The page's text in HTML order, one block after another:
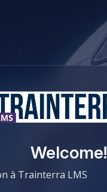
Welcome!
à Trainterra LMS